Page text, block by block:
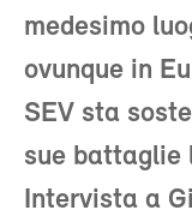
medesimo
ovunque in
SEV sta
sue battaglie
Intervista a